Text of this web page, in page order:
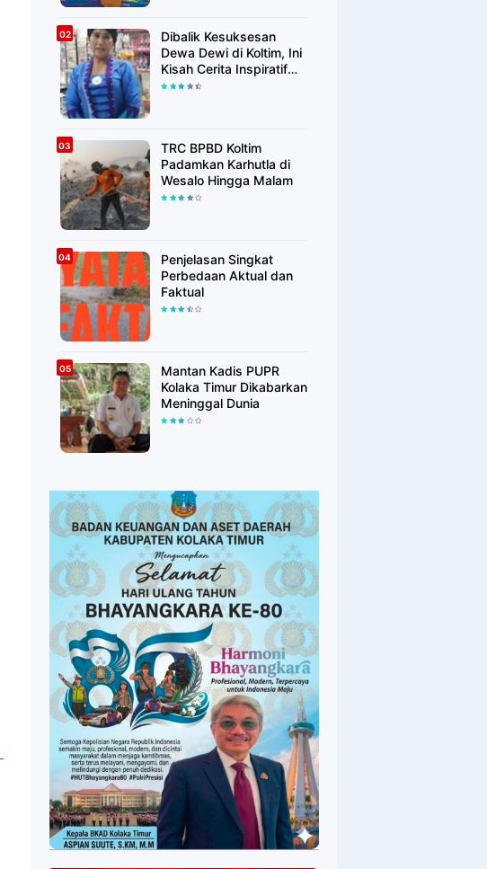
Dibalik Kesuksesan
Dewa Dewi di Koltim, Ini
Kisah Cerita Inspiratif
Singkatnya
TRC BPBD Koltim
Padamkan Karhutla di
Wesalo Hingga Malam
Penjelasan Singkat
Perbedaan Aktual dan
Faktual
Mantan Kadis PUPR
Kolaka Timur Dikabarkan
Meninggal Dunia